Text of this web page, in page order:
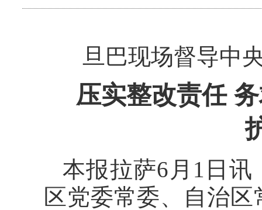
旦巴现场督导中
压实整改责任
本报拉萨6月1日
区党委常委、自治